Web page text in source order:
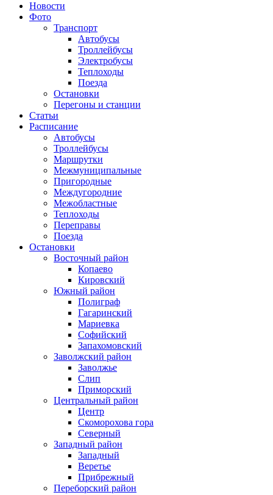
Новости
Фото
Транспорт
Автобусы
Троллейбусы
Электробусы
Теплоходы
Поезда
Остановки
Перегоны и станции
Статьи
Расписание
Автобусы
Троллейбусы
Маршрутки
Межмуниципальные
Пригородные
Междугородние
Межобластные
Теплоходы
Переправы
Поезда
Остановки
Восточный район
Копаево
Кировский
Южный район
Полиграф
Гагаринский
Мариевка
Софийский
Запахомовский
Заволжский район
Заволжье
Слип
Приморский
Центральный район
Центр
Скоморохова гора
Северный
Западный район
Западный
Веретье
Прибрежный
Переборский район